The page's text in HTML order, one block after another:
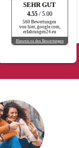
SEHR GUT
4.55 / 5.00
560 Bewertungen
von hier, google.com,
erfahrungen24.eu
Hinweis zu den Bewertungen